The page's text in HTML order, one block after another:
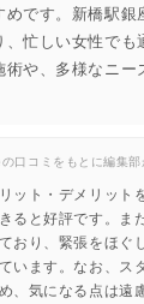
めです。新橋駅銀
、忙しい女性でも
や、多様なニー
口コミをもとに編集部
ット・デメリット
ると好評です。ま
おり、緊張をほぐ
います。なお、ス
、気になる点は遠